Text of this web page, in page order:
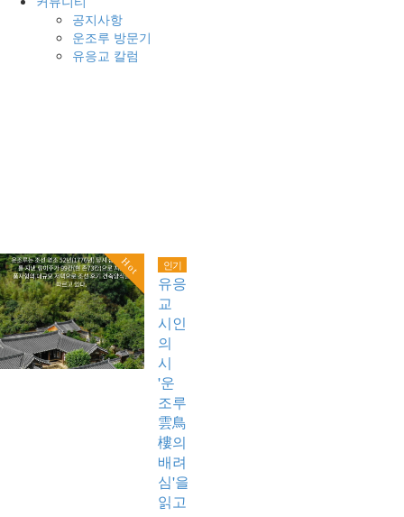
공지사항
운조루 방문기
유응교 칼럼
Hot 인기
유응
교
시인
의
시
'운
조루
雲鳥
樓의
배려
심'을
읽고